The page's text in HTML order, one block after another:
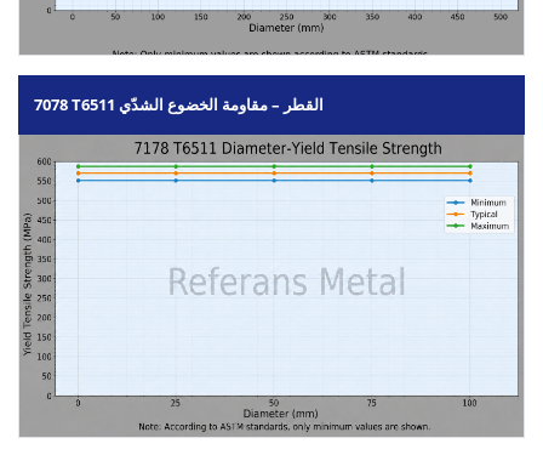
7078 T6511 القطر – مقاومة الخضوع الشدّي